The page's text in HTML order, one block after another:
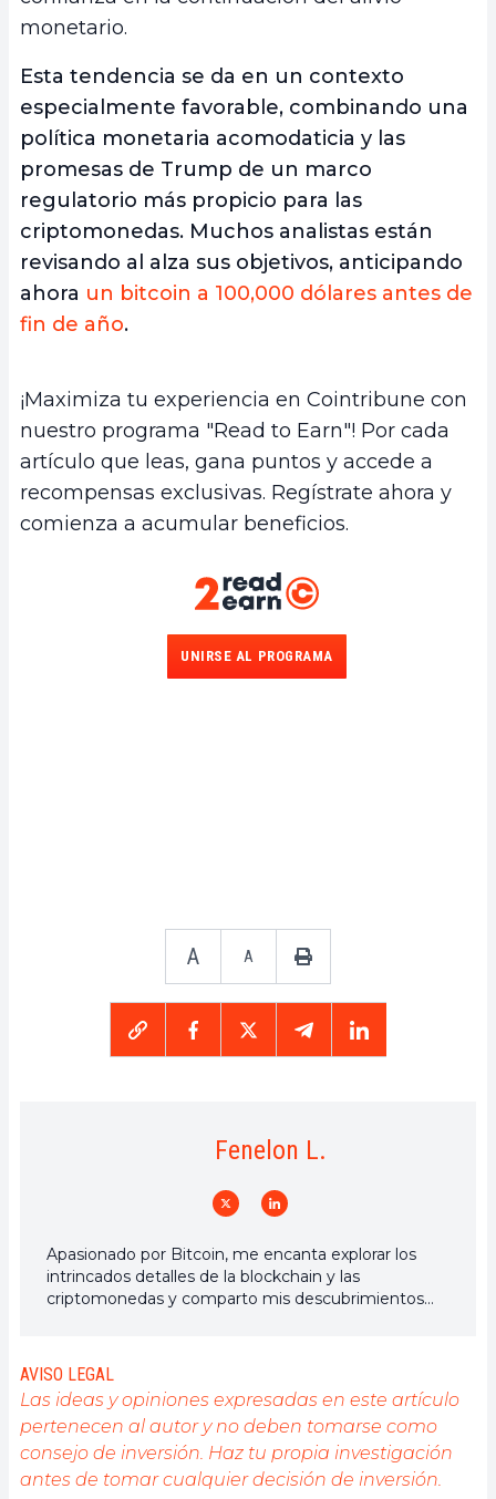
monetario.
Esta tendencia se da en un contexto
especialmente favorable, combinando una
política monetaria acomodaticia y las
promesas de Trump de un marco
regulatorio más propicio para las
criptomonedas. Muchos analistas están
revisando al alza sus objetivos, anticipando
ahora un bitcoin a 100,000 dólares antes de
fin de año.
¡Maximiza tu experiencia en Cointribune con
nuestro programa "Read to Earn"! Por cada
artículo que leas, gana puntos y accede a
recompensas exclusivas. Regístrate ahora y
comienza a acumular beneficios.
UNIRSE AL PROGRAMA
A A
Fenelon L.
Apasionado por Bitcoin, me encanta explorar los
intrincados detalles de la blockchain y las
criptomonedas y comparto mis descubrimientos
garantizadas para todos, y creo firmemente que
Bitcoin es la herramienta que puede hacer esto
posible.
AVISO LEGAL
Las ideas y opiniones expresadas en este artículo
pertenecen al autor y no deben tomarse como
consejo de inversión. Haz tu propia investigación
antes de tomar cualquier decisión de inversión.